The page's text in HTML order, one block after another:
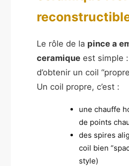
Le rôle de la pince a
ceramique est simple
d’obtenir un coil
Un coil propre, c’est :
une chauffe
de points
des spires
coil bien
style)